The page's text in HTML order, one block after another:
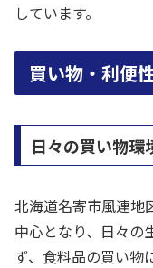
しています。
買い物・利便
日々の買い物環
北海道名寄市風連地
中心となり、日々の
ず、食料品の買い物